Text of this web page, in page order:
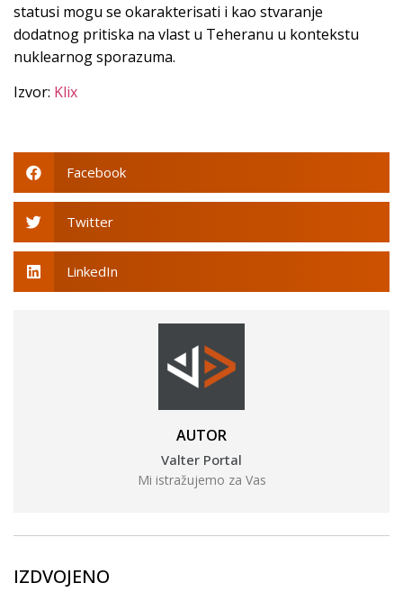
statusi mogu se okarakterisati i kao stvaranje
dodatnog pritiska na vlast u Teheranu u kontekstu
nuklearnog sporazuma.
Izvor: Klix
Facebook
Twitter
LinkedIn
AUTOR
Valter Portal
Mi istražujemo za Vas
IZDVOJENO